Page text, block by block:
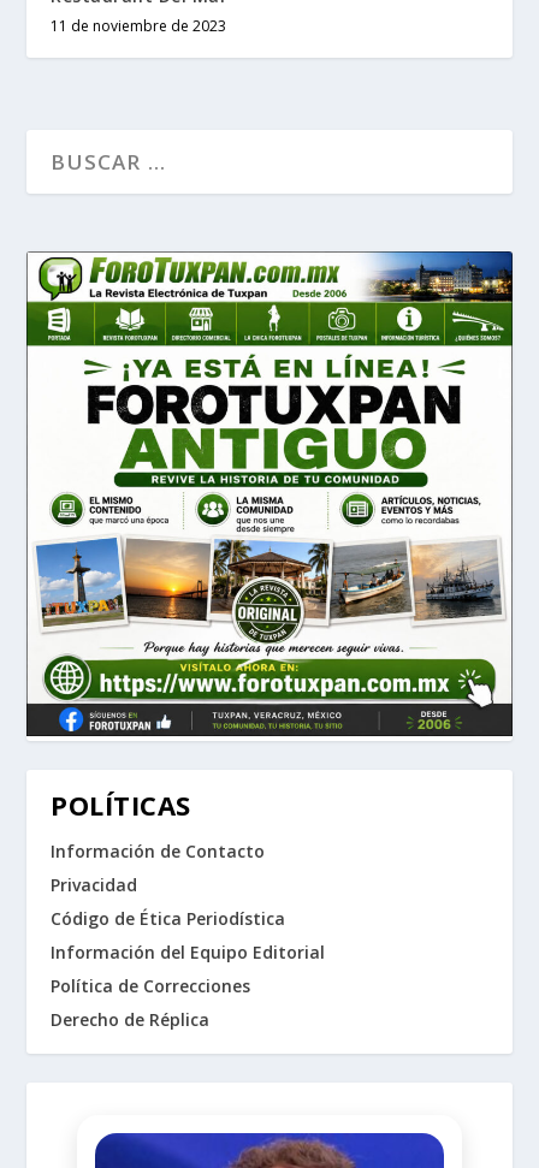
11 de noviembre de 2023
POLÍTICAS
Información de Contacto
Privacidad
Código de Ética Periodística
Información del Equipo Editorial
Política de Correcciones
Derecho de Réplica